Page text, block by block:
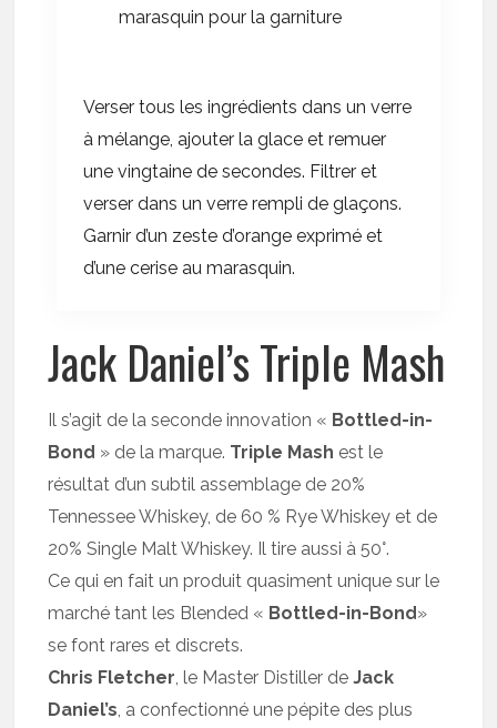
marasquin pour la garniture
Verser tous les ingrédients dans un verre
à mélange, ajouter la glace et remuer
une vingtaine de secondes. Filtrer et
verser dans un verre rempli de glaçons.
Garnir d’un zeste d’orange exprimé et
d’une cerise au marasquin.
Jack Daniel’s Triple Mash
Il s’agit de la seconde innovation « Bottled-in-
Bond » de la marque. Triple Mash est le
résultat d’un subtil assemblage de 20%
Tennessee Whiskey, de 60 % Rye Whiskey et de
20% Single Malt Whiskey. Il tire aussi à 50°.
Ce qui en fait un produit quasiment unique sur le
marché tant les Blended « Bottled-in-Bond»
se font rares et discrets.
Chris Fletcher, le Master Distiller deJack
Daniel’s, a confectionné une pépite des plus